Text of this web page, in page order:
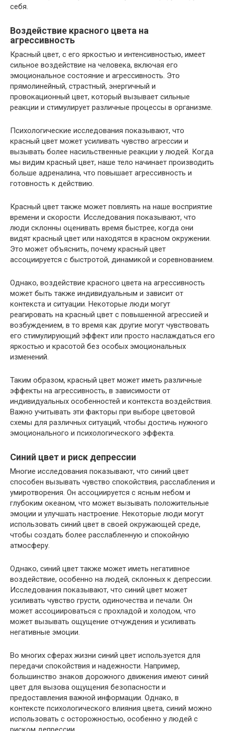
себя.
Воздействие красного цвета на
агрессивность
Красный цвет, с его яркостью и интенсивностью, имеет
сильное воздействие на человека, включая его
эмоциональное состояние и агрессивность. Это
прямолинейный, страстный, энергичный и
провокационный цвет, который вызывает сильные
реакции и стимулирует различные процессы в организме.
Психологические исследования показывают, что
красный цвет может усиливать чувство агрессии и
вызывать более насильственные реакции у людей. Когда
мы видим красный цвет, наше тело начинает производить
больше адреналина, что повышает агрессивность и
готовность к действию.
Красный цвет также может повлиять на наше восприятие
времени и скорости. Исследования показывают, что
люди склонны оценивать время быстрее, когда они
видят красный цвет или находятся в красном окружении.
Это может объяснить, почему красный цвет
ассоциируется с быстротой, динамикой и соревнованием.
Однако, воздействие красного цвета на агрессивность
может быть также индивидуальным и зависит от
контекста и ситуации. Некоторые люди могут
реагировать на красный цвет с повышенной агрессией и
возбуждением, в то время как другие могут чувствовать
его стимулирующий эффект или просто наслаждаться его
яркостью и красотой без особых эмоциональных
изменений.
Таким образом, красный цвет может иметь различные
эффекты на агрессивность, в зависимости от
индивидуальных особенностей и контекста воздействия.
Важно учитывать эти факторы при выборе цветовой
схемы для различных ситуаций, чтобы достичь нужного
эмоционального и психологического эффекта.
Синий цвет и риск депрессии
Многие исследования показывают, что синий цвет
способен вызывать чувство спокойствия, расслабления и
умиротворения. Он ассоциируется с ясным небом и
глубоким океаном, что может вызывать положительные
эмоции и улучшать настроение. Некоторые люди могут
использовать синий цвет в своей окружающей среде,
чтобы создать более расслабленную и спокойную
атмосферу.
Однако, синий цвет также может иметь негативное
воздействие, особенно на людей, склонных к депрессии.
Исследования показывают, что синий цвет может
усиливать чувство грусти, одиночества и печали. Он
может ассоциироваться с прохладой и холодом, что
может вызывать ощущение отчуждения и усиливать
негативные эмоции.
Во многих сферах жизни синий цвет используется для
передачи спокойствия и надежности. Например,
большинство знаков дорожного движения имеют синий
цвет для вызова ощущения безопасности и
предоставления важной информации. Однако, в
контексте психологического влияния цвета, синий можно
использовать с осторожностью, особенно у людей с